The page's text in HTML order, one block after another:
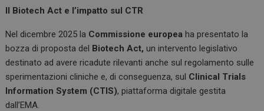
Il Biotech Act e l’impatto sul CTR
Nel dicembre 2025 la Commissione europea ha presentato la
bozza di proposta del Biotech Act,un intervento legislativo
destinato ad avere ricadute rilevanti anche sul regolamento sulle
sperimentazioni cliniche e, di conseguenza, sul Clinical Trials
Information System (CTIS), piattaforma digitale gestita
dall’EMA.